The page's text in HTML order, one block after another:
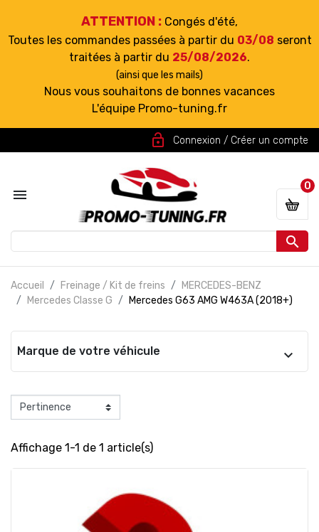
ATTENTION : Congés d'été,
Toutes les commandes passées à partir du 03/08 seront
traitées à partir du 25/08/2026.
(ainsi que les mails)
Nous vous souhaitons de bonnes vacances
L'équipe Promo-tuning.fr
lock_open Connexion / Créer un compte


0
Accueil Freinage / Kit de freins
MERCEDES-BENZ
Mercedes Classe G
Mercedes G63 AMG W463A (2018+)
Marque de votre véhicule
Affichage 1-1 de 1 article(s)